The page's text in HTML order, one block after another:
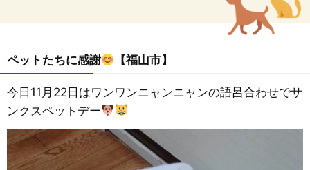
ペットたちに感謝 【福山市】
今日11月22日はワンワンニャンニャンの語呂合わせでサ
ンクスペットデー